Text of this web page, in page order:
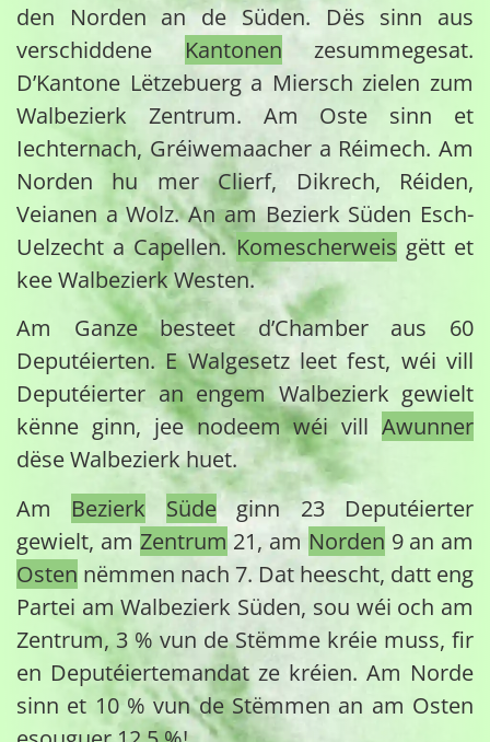
den Norden an de Süden. Dës sinn aus
verschiddene Kantonen zesummegesat.
D’Kantone Lëtzebuerg a Miersch zielen zum
Walbezierk Zentrum. Am Oste sinn et
Iechternach, Gréiwemaacher a Réimech. Am
Norden hu mer Clierf, Dikrech, Réiden,
Veianen a Wolz. An am Bezierk Süden Esch-
Uelzecht a Capellen.Komescherweis gëtt et
kee Walbezierk Westen.
Am Ganze besteet d’Chamber aus 60
Deputéierten. E Walgesetz leet fest, wéi vill
Deputéierter an engem Walbezierk gewielt
kënne ginn, jee nodeem wéi vill Awunner
dëse Walbezierk huet.
Am Bezierk Südeginn 23 Deputéierter
gewielt, am Zentrum 21, am Norden 9 an am
Osten nëmmen nach 7. Dat heescht, datt eng
Partei am Walbezierk Süden, sou wéi och am
Zentrum, 3 % vun de Stëmme kréie muss, fir
en Deputéiertemandat ze kréien. Am Norde
sinn et 10 % vun de Stëmmen an am Osten